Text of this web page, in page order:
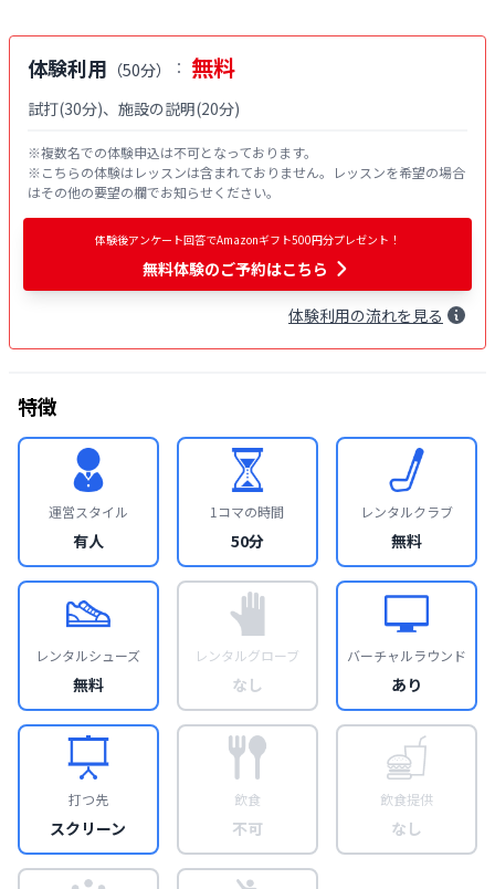
体験利用 （50分） ： 無料
試打(30分)、施設の説明(20分)
※複数名での体験申込は不可となっております。
※こちらの体験はレッスンは含まれておりません。レッスンを希望の場合
はその他の要望の欄でお知らせください。
体験後アンケート回答でAmazonギフト500円分プレゼント！
無料体験のご予約はこちら
体験利用の流れを見る
特徴
運営スタイル
有人
1コマの時間
50分
レンタルクラブ
無料
レンタルシューズ
無料
レンタルグローブ
なし
バーチャルラウンド
あり
打つ先
スクリーン
飲食
不可
飲食提供
なし